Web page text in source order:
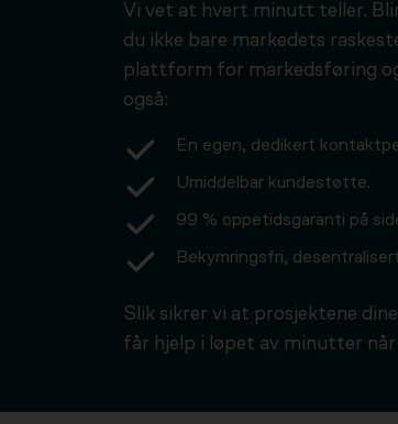
Vi vet at hvert minutt teller.
du ikke bare markedets
plattform for markedsføring
også:
En egen, dedikert
Umiddelbar kundestøtte.
99 % oppetidsgaranti på
Bekymringsfri,
Slik sikrer vi at prosjektene
får hjelp i løpet av minutter